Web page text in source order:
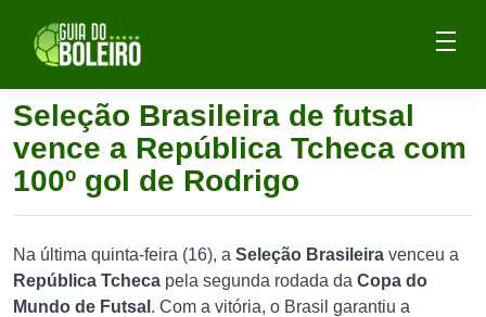
Seleção Brasileira de futsal
vence a República Tcheca com
100º gol de Rodrigo
Na última quinta-feira (16), a Seleção Brasileira venceu a
República Tcheca pela segunda rodada da Copa do
Mundo de Futsal . Com a vitória, o Brasil garantiu a